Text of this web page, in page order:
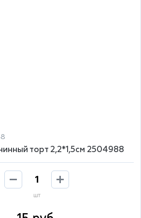
торт 2,2*1,5см 2504988
шт